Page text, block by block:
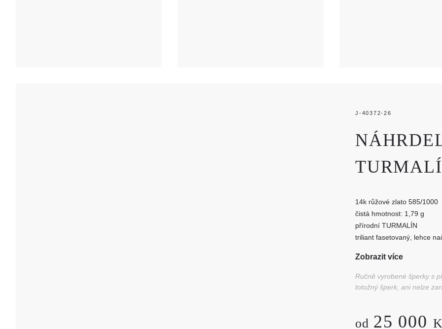
J-40372-26
14k růžové zlato 585/1000
čistá hmotnost: 1,79 g
přírodní TURMALÍN
triliant fasetovaný, lehce
Zobrazit více
Ručně vyrobené šperky s
totožný šperk, ani nelze
od 25 000